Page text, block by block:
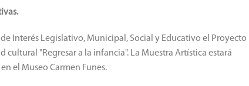
Interés Legislativo, Municipal, Social y Educativo el Proyecto
"Regresar a la infancia". La Muestra Artística estará
el Museo Carmen Funes.